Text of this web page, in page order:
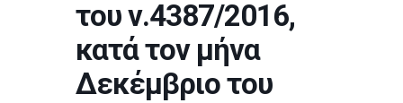
του ν.4387/2016,
κατά τον μήνα
Δεκέμβριο του